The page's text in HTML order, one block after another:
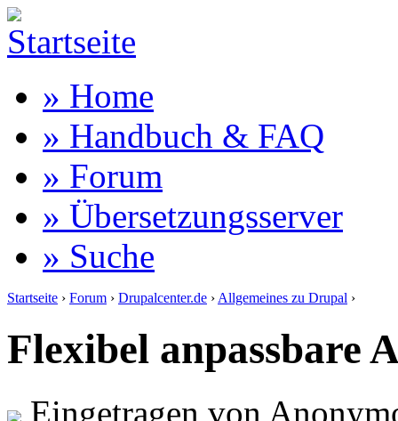
» Home
» Handbuch & FAQ
» Forum
» Übersetzungsserver
» Suche
Startseite › Forum › Drupalcenter.de › Allgemeines zu Drupal ›
Flexibel anpassbare
Eingetragen von